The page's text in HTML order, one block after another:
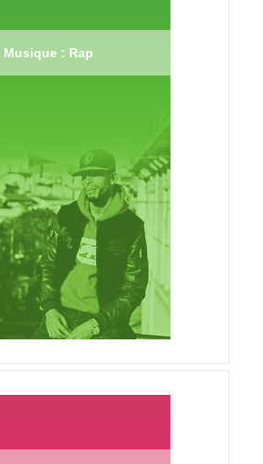
Musique : Rap